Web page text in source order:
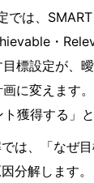
では、
・
標設定が、
に変えます
獲得する」と
は、「なぜ
分解します